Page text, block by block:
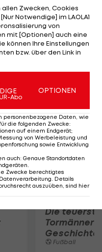
geben. Die
Satz gegen die
unterliegt aber
Bouchard und
das
Kvitova.
Die
Tormänner
Geschichte
Fußball
Zwecken, Cookies
Notwendige] im LAOLA1
von
mit [Optionen] auch eine
können Ihre Einstellungen
bzw. über den Link in
Abo
OPTIONEN
personenbezogene Daten, wie
die folgenden Zwecke:
auf einem Endgerät;
von Werbeleistung und
sowie Entwicklung
auch: Genaue Standortdaten
.
Zwecke berechtigtes
Details
auszuüben, sind hier